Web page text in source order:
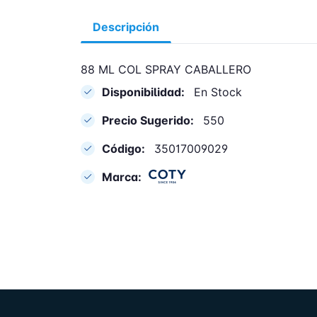
Descripción
88 ML COL SPRAY CABALLERO
Disponibilidad:
En Stock
Precio Sugerido:
550
Código:
35017009029
Marca: